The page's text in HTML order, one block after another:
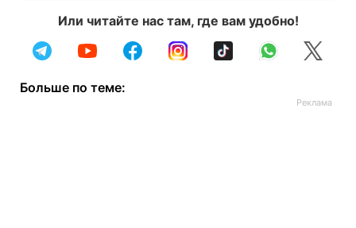
Или читайте нас там, где вам удобно!
Больше по теме: